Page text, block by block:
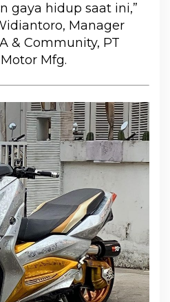
gaya hidup saat ini,”
Manager
& Community, PT
Mfg.